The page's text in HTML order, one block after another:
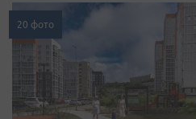
20 фото